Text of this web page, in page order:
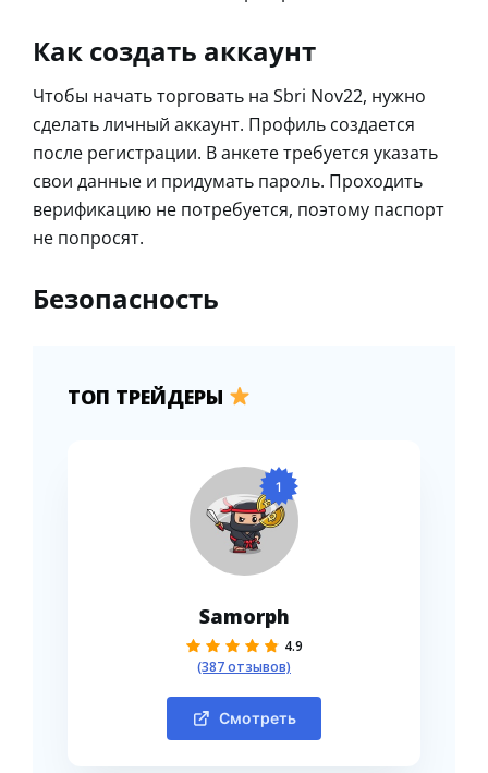
Как создать аккаунт
Чтобы начать торговать на Sbri Nov22, нужно
сделать личный аккаунт. Профиль создается
после регистрации. В анкете требуется указать
свои данные и придумать пароль. Проходить
верификацию не потребуется, поэтому паспорт
не попросят.
Безопасность
ТОП ТРЕЙДЕРЫ
1
Samorph
4.9
(387 отзывов)
Смотреть